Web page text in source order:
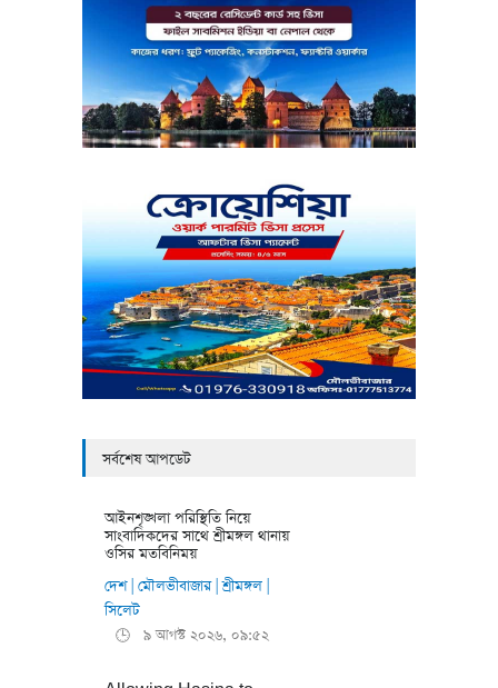
সর্বশেষ আপডেট
আইনশৃঙ্খলা পরিস্থিতি নিয়ে
সাংবাদিকদের সাথে শ্রীমঙ্গল থানায়
ওসির মতবিনিময়
দেশ| মৌলভীবাজার|শ্রীমঙ্গল
সিলেট
🕒 ৯ আগস্ট ২০২৬, ০৯:৫২